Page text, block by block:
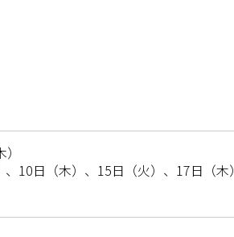
10日（木）、15日（火）、17日（木）